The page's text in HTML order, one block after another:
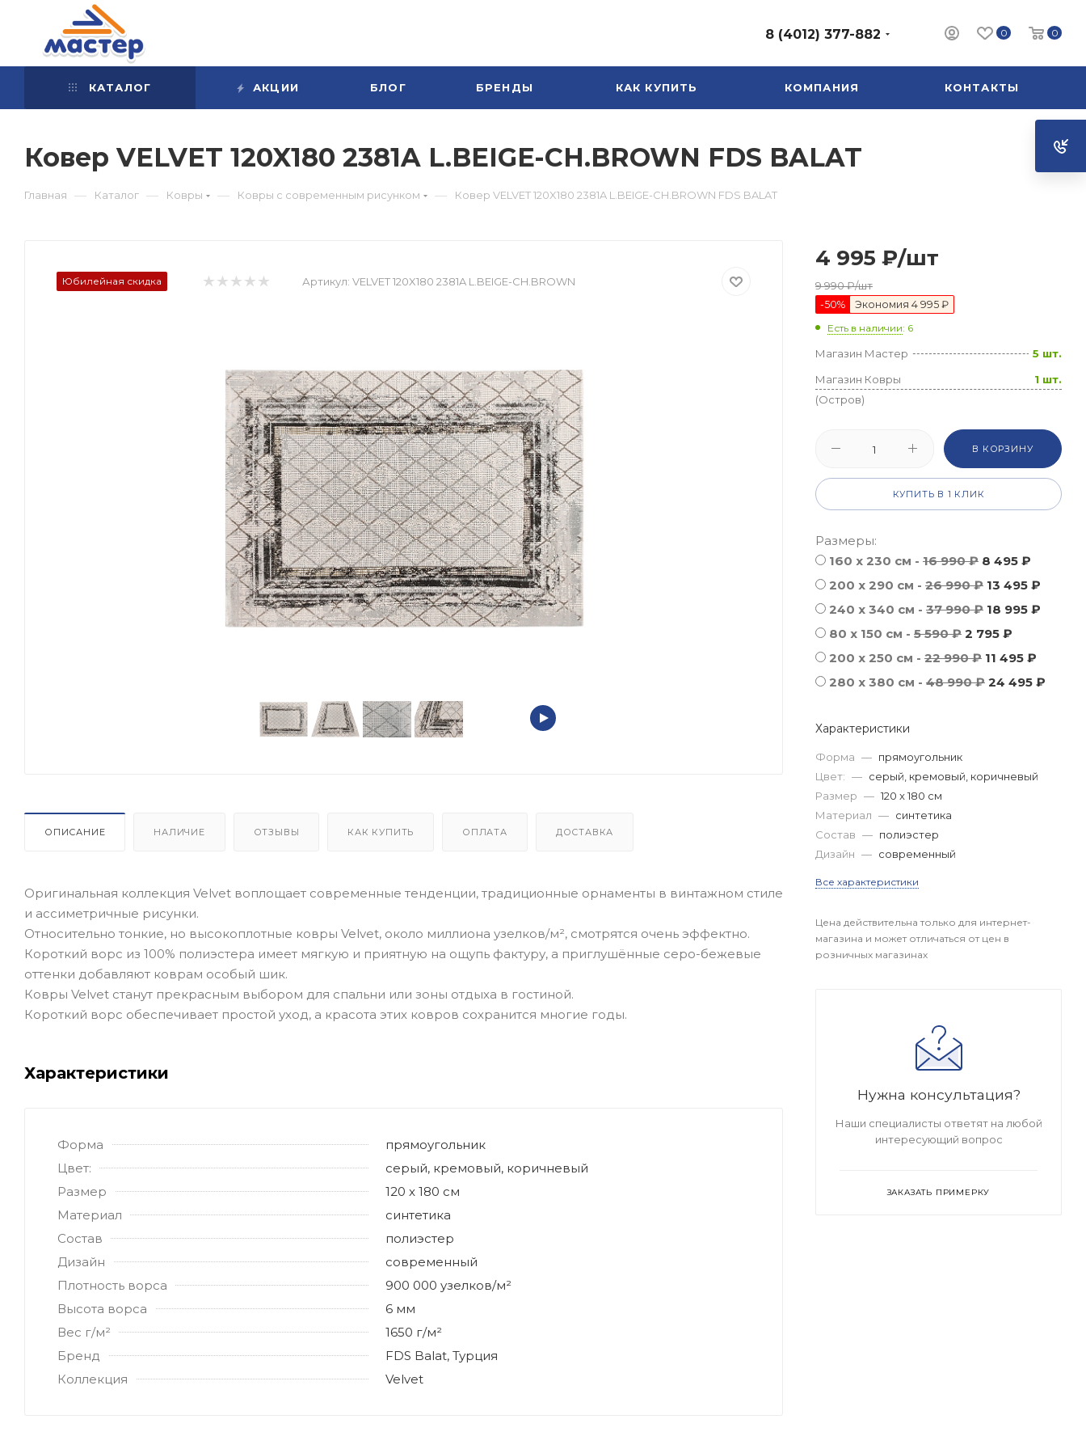
0 0
8 (4012) 377-882
КАТАЛОГ АКЦИИ БЛОГ БРЕНДЫ КАК КУПИТЬ КОМПАНИЯ КОНТАКТЫ
Ковер VELVET 120X180 2381A L.BEIGE-CH.BROWN FDS BALAT
Главная — Каталог — Ковры — Ковры с современным рисунком — Ковер VELVET 120X180 2381A L.BEIGE-CH.BROWN FDS BALAT
Юбилейная скидка Артикул: VELVET 120X180 2381A L.BEIGE-CH.BROWN
ОПИСАНИЕ НАЛИЧИЕ ОТЗЫВЫ КАК КУПИТЬ ОПЛАТА ДОСТАВКА
Оригинальная коллекция Velvet воплощает современные тенденции, традиционные орнаменты в винтажном стиле
и ассиметричные рисунки.
Относительно тонкие, но высокоплотные ковры Velvet, около миллиона узелков/м², смотрятся очень эффектно.
Короткий ворс из 100% полиэстера имеет мягкую и приятную на ощупь фактуру, а приглушённые серо-бежевые
оттенки добавляют коврам особый шик.
Ковры Velvet станут прекрасным выбором для спальни или зоны отдыха в гостиной.
Короткий ворс обеспечивает простой уход, а красота этих ковров сохранится многие годы.
Характеристики
Форма
прямоугольник
Цвет:
серый, кремовый, коричневый
Размер
120 x 180 см
Материал
синтетика
Состав
полиэстер
Дизайн
современный
Плотность ворса
900 000 узелков/м²
Высота ворса
6 мм
Вес г/м²
1650 г/м²
Бренд
FDS Balat, Турция
Коллекция
Velvet
4 995 ₽/шт
9 990₽/шт
-50% Экономия 4 995 ₽
Есть в наличии: 6
Магазин Мастер
5 шт.
Магазин Ковры
(Остров)
1 шт.
В КОРЗИНУ
КУПИТЬ В 1 КЛИК
Размеры:
160 x 230 см - 16 990 ₽ 8 495 ₽
200 x 290 см - 26 990 ₽ 13 495 ₽
240 x 340 см - 37 990 ₽ 18 995 ₽
80 x 150 см - 5 590 ₽ 2 795 ₽
200 x 250 см - 22 990 ₽ 11 495 ₽
280 x 380 см - 48 990 ₽ 24 495 ₽
Характеристики
Форма — прямоугольник
Цвет: — серый, кремовый, коричневый
Размер — 120 x 180 см
Материал — синтетика
Состав — полиэстер
Дизайн — современный
Все характеристики
Цена действительна только для интернет-
магазина и может отличаться от цен в
розничных магазинах
Нужна консультация?
Наши специалисты ответят на любой
интересующий вопрос
ЗАКАЗАТЬ ПРИМЕРКУ